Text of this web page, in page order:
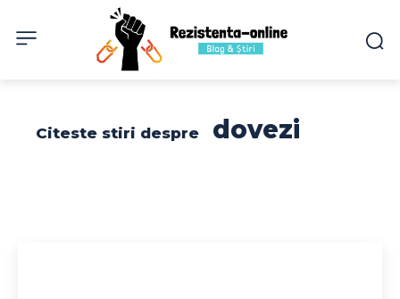
Citeste stiri despre dovezi